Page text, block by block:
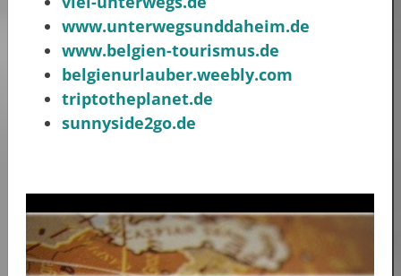
www.unterwegsunddaheim.de
www.belgien-tourismus.de
belgienurlauber.weebly.com
triptotheplanet.de
sunnyside2go.de